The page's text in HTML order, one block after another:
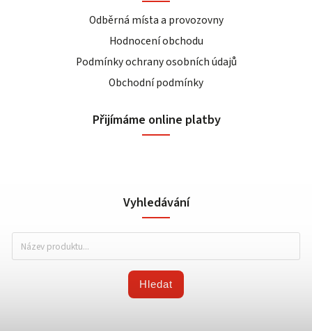
Odběrná místa a provozovny
Hodnocení obchodu
Podmínky ochrany osobních údajů
Obchodní podmínky
Přijímáme online platby
Vyhledávání
Hledat